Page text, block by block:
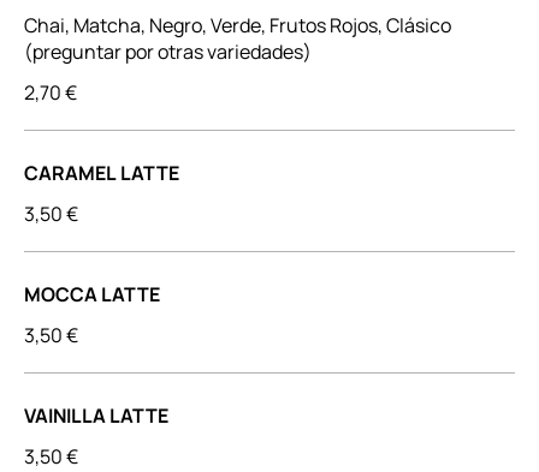
Chai, Matcha, Negro, Verde, Frutos Rojos, Clásico
(preguntar por otras variedades)
2,70 €
CARAMEL LATTE
3,50 €
MOCCA LATTE
3,50 €
VAINILLA LATTE
3,50 €